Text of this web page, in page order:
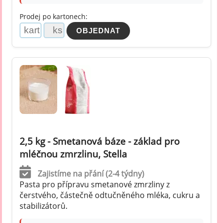
Prodej po kartonech:
2,5 kg - Smetanová báze - základ pro
mléčnou zmrzlinu, Stella
Zajistíme na přání (2-4 týdny)
Pasta pro přípravu smetanové zmrzliny z
čerstvého, částečně odtučněného mléka, cukru a
stabilizátorů.